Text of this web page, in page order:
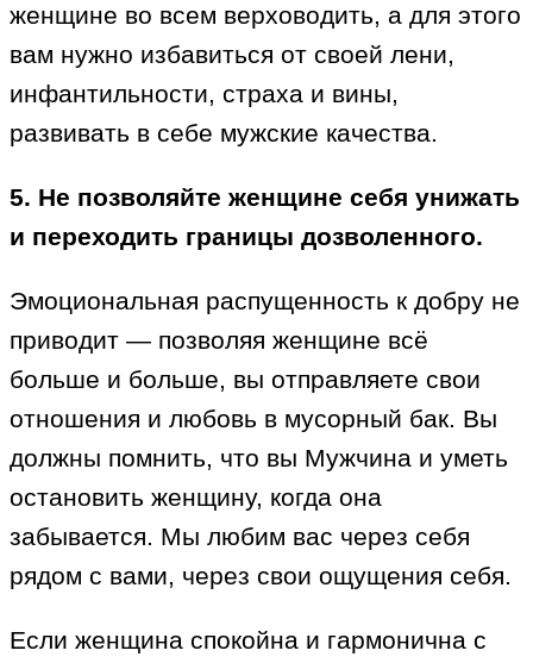
женщине во всем верховодить, а для этого
вам нужно избавиться от своей лени,
инфантильности, страха и вины,
развивать в себе мужские качества.
5. Не позволяйте женщине себя унижать
и переходить границы дозволенного.
Эмоциональная распущенность к добру не
приводит — позволяя женщине всё
больше и больше, вы отправляете свои
отношения и любовь в мусорный бак. Вы
должны помнить, что вы Мужчина и уметь
остановить женщину, когда она
забывается. Мы любим вас через себя
рядом с вами, через свои ощущения себя.
Если женщина спокойна и гармонична с